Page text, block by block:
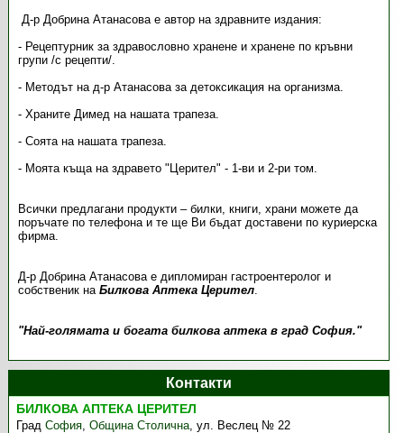
Д-р Добрина Атанасова е автор на здравните издания:
- Рецептурник за здравословно хранене и хранене по кръвни
групи /с рецепти/.
- Методът на д-р Атанасова за детоксикация на организма.
- Храните Димед на нашата трапеза.
- Соята на нашата трапеза.
- Моята къща на здравето "Церител" - 1-ви и 2-ри том.
Всички предлагани продукти – билки, книги, храни можете да
поръчате по телефона и те ще Ви бъдат доставени по куриерска
фирма.
Д-р Добрина Атанасова е дипломиран гастроентеролог и
собственик на Билкова Аптека Церител.
"Най-голямата и богата билкова аптека в град София."
Контакти
БИЛКОВА АПТЕКА ЦЕРИТЕЛ
ГрадСофия,Община Столична,ул. Веслец № 22